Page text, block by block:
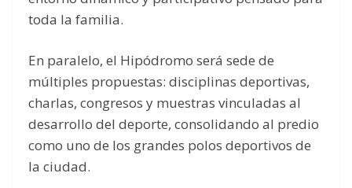
toda la familia.
En paralelo, el Hipódromo será sede de
múltiples propuestas: disciplinas deportivas,
charlas, congresos y muestras vinculadas al
desarrollo del deporte, consolidando al predio
como uno de los grandes polos deportivos de
la ciudad.